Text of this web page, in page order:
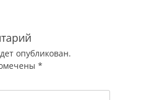
опубликован.
*